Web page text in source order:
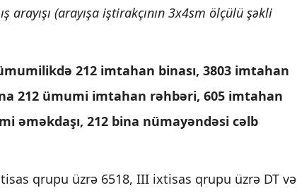
arayışı (arayışa iştirakçının 3x4sm ölçülü şəkli
212 imtahan binası, 3803 imtahan
212 ümumi imtahan rəhbəri, 605 imtahan
əməkdaşı, 212 bina nümayəndəsi cəlb
qrupu üzrə 6518, III ixtisas qrupu üzrə DT və